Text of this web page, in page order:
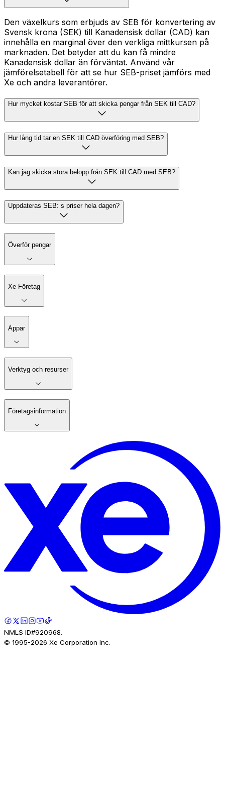
Den växelkurs som erbjuds av SEB för konvertering av
Svensk krona (SEK) till Kanadensisk dollar (CAD) kan
innehålla en marginal över den verkliga mittkursen på
marknaden. Det betyder att du kan få mindre
Kanadensisk dollar än förväntat. Använd vår
jämförelsetabell för att se hur SEB-priset jämförs med
Xe och andra leverantörer.
Hur mycket kostar SEB för att skicka pengar från SEK till CAD?
Hur lång tid tar en SEK till CAD överföring med SEB?
Kan jag skicka stora belopp från SEK till CAD med SEB?
Uppdateras SEB: s priser hela dagen?
Överför pengar
Xe Företag
Appar
Verktyg och resurser
Företagsinformation
NMLS ID#920968.
© 1995-2026 Xe Corporation Inc.